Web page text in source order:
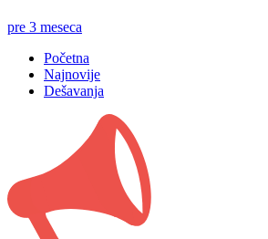
pre 3 meseca
Početna
Najnovije
Dešavanja